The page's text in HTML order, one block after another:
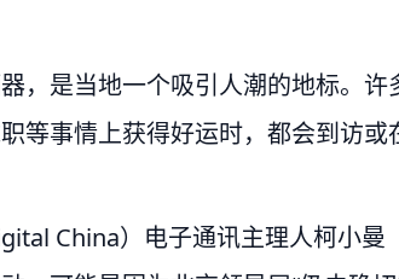
，是当地一个吸引人潮的地标。
等事情上获得好运时，都会到访
China）电子通讯主理人柯小